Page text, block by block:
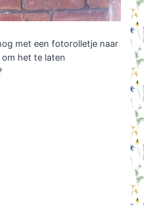
met een fotorolletje naar
het te laten